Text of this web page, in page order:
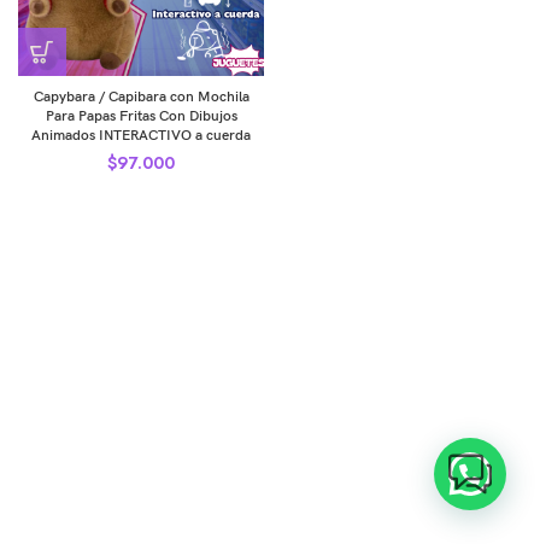
Capybara / Capibara con Mochila
Para Papas Fritas Con Dibujos
Animados INTERACTIVO a cuerda
$97.000